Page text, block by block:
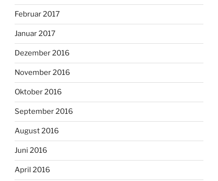
Februar 2017
Januar 2017
Dezember 2016
November 2016
Oktober 2016
September 2016
August 2016
Juni 2016
April 2016